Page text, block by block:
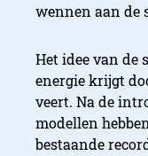
wennen aan de
Het idee van de
energie krijgt
veert. Na de
modellen
bestaande